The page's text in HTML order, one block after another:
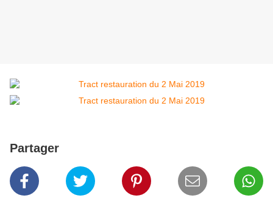
Partager